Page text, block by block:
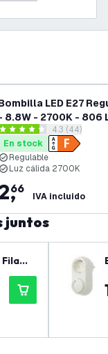
de deseos
LED E27
8.8W - 2700K - 806
abrir el
estrellas de puntuación
4.3 (44)
En stock
Regulable
Luz cálida 2700K
,
66
IVA incluido
juntos